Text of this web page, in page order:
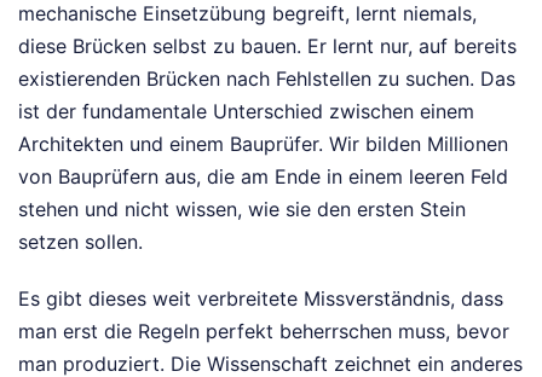
mechanische Einsetzübung begreift, lernt niemals,
diese Brücken selbst zu bauen. Er lernt nur, auf bereits
existierenden Brücken nach Fehlstellen zu suchen. Das
ist der fundamentale Unterschied zwischen einem
Architekten und einem Bauprüfer. Wir bilden Millionen
von Bauprüfern aus, die am Ende in einem leeren Feld
stehen und nicht wissen, wie sie den ersten Stein
setzen sollen.
Es gibt dieses weit verbreitete Missverständnis, dass
man erst die Regeln perfekt beherrschen muss, bevor
man produziert. Die Wissenschaft zeichnet ein anderes